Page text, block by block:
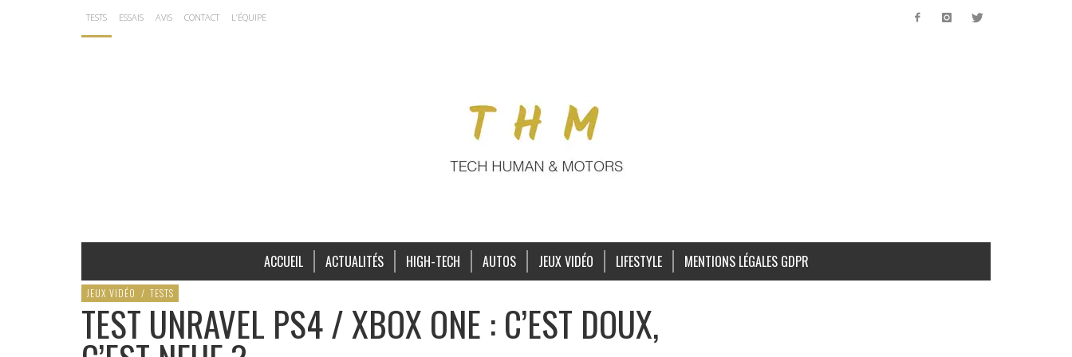
TESTS ESSAIS AVIS CONTACT L’ÉQUIPE
ACCUEIL ACTUALITÉS HIGH-TECH AUTOS JEUX VIDÉO LIFESTYLE MENTIONS LÉGALES GDPR
JEUX VIDÉO / TESTS
TEST UNRAVEL PS4 / XBOX ONE : C’EST DOUX,